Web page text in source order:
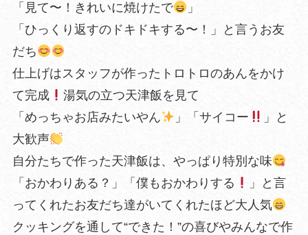
「見て〜！きれいに焼けたで
」
「ひっくり返すのドキドキする〜！」と言うお友
だち
仕上げはスタッフが作ったトロトロのあんをかけ
て完成
湯気の立つ天津飯を見て
「めっちゃお店みたいやん
」「サイコー
」と
大歓声
自分たちで作った天津飯は、やっぱり特別な味
「おかわりある？」「僕もおかわりする
」と言
ってくれたお友だち達がいてくれたほど大人気
クッキングを通して“できた！”の喜びやみんなで作